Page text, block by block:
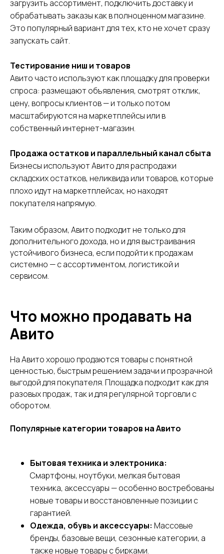
загрузить ассортимент, подключить доставку и
обрабатывать заказы как в полноценном магазине.
Это популярный вариант для тех, кто не хочет сразу
запускать сайт.
Тестирование ниш и товаров
Авито часто используют как площадку для проверки
спроса: размещают объявления, смотрят отклик,
цену, вопросы клиентов — и только потом
масштабируются на маркетплейсы или в
собственный интернет-магазин.
Продажа остатков и параллельный канал сбыта
Бизнесы используют Авито для распродажи
складских остатков, неликвида или товаров, которые
плохо идут на маркетплейсах, но находят
покупателя напрямую.
Таким образом, Авито подходит не только для
дополнительного дохода, но и для выстраивания
устойчивого бизнеса, если подойти к продажам
системно — с ассортиментом, логистикой и
сервисом.
Что можно продавать на
Авито
На Авито хорошо продаются товары с понятной
ценностью, быстрым решением задачи и прозрачной
выгодой для покупателя. Площадка подходит как для
разовых продаж, так и для регулярной торговли с
оборотом.
Популярные категории товаров на Авито
Бытовая техника и электроника:
Смартфоны, ноутбуки, мелкая бытовая
техника, аксессуары — особенно востребованы
новые товары и восстановленные позиции с
гарантией.
Одежда, обувь и аксессуары: Массовые
бренды, базовые вещи, сезонные категории, а
также новые товары с бирками.
поставщиков и
Подпишитесь на рассылку и получите подборку
производителей и оптовых поставщиков, у которых
можно найти товар для перепродажи на
маркетплейсах
100
согласие на обработку
персональных данных
прочитать в